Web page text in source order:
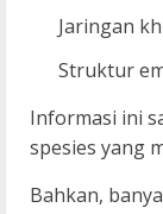
Jaringan
Struktur
Informasi ini
spesies yang
Bahkan,